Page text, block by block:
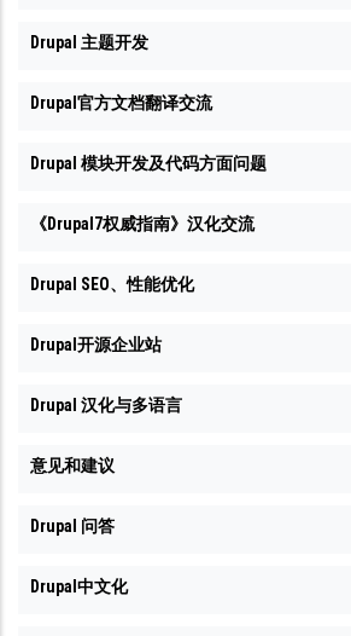
Drupal 主题开发
Drupal官方文档翻译交流
Drupal 模块开发及代码方面问题
《Drupal7权威指南》汉化交流
Drupal SEO、性能优化
Drupal开源企业站
Drupal 汉化与多语言
意见和建议
Drupal 问答
Drupal中文化